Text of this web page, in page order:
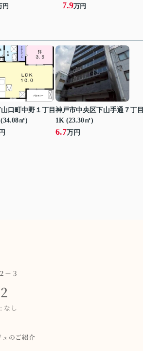
円 7.9万円
口町中野１丁目
㎡)
神戸市中央区下山手通７丁目
1K (23.30㎡)
6.7万円
－３
なし
ュのご紹介